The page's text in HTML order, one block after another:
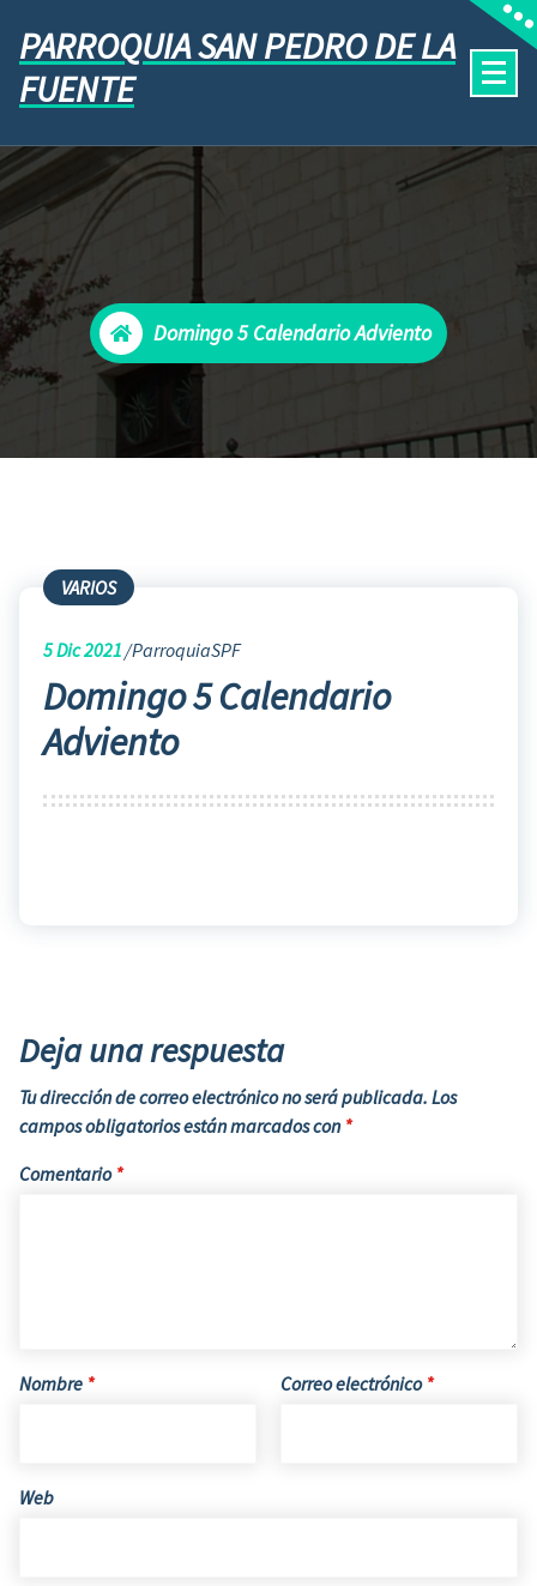
PARROQUIA SAN PEDRO DE LA
FUENTE
Domingo 5 Calendario Adviento
VARIOS
5Dic 2021 ParroquiaSPF
Domingo 5 Calendario
Adviento
Deja una respuesta
Tu dirección de correo electrónico no será publicada. Los
campos obligatorios están marcados con *
Comentario *
Nombre * Correo electrónico *
Web